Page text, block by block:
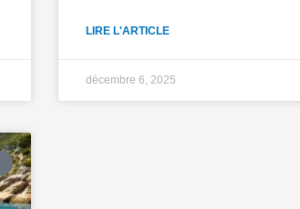
LIRE L'ARTICLE
décembre 6, 2025